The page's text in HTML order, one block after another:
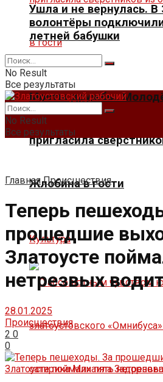
Мосты дружбы.
пригласила
Жлобина в гости
Культура
Ушла и не вернулась. В
волонтёры
летней бабушки
No Result
Все результаты
No Result
Все результаты
Главная Происшествия
Теперь
прошедшие
Златоусте
нетрезвых
28.01.2025
Происшествия
2 0
0